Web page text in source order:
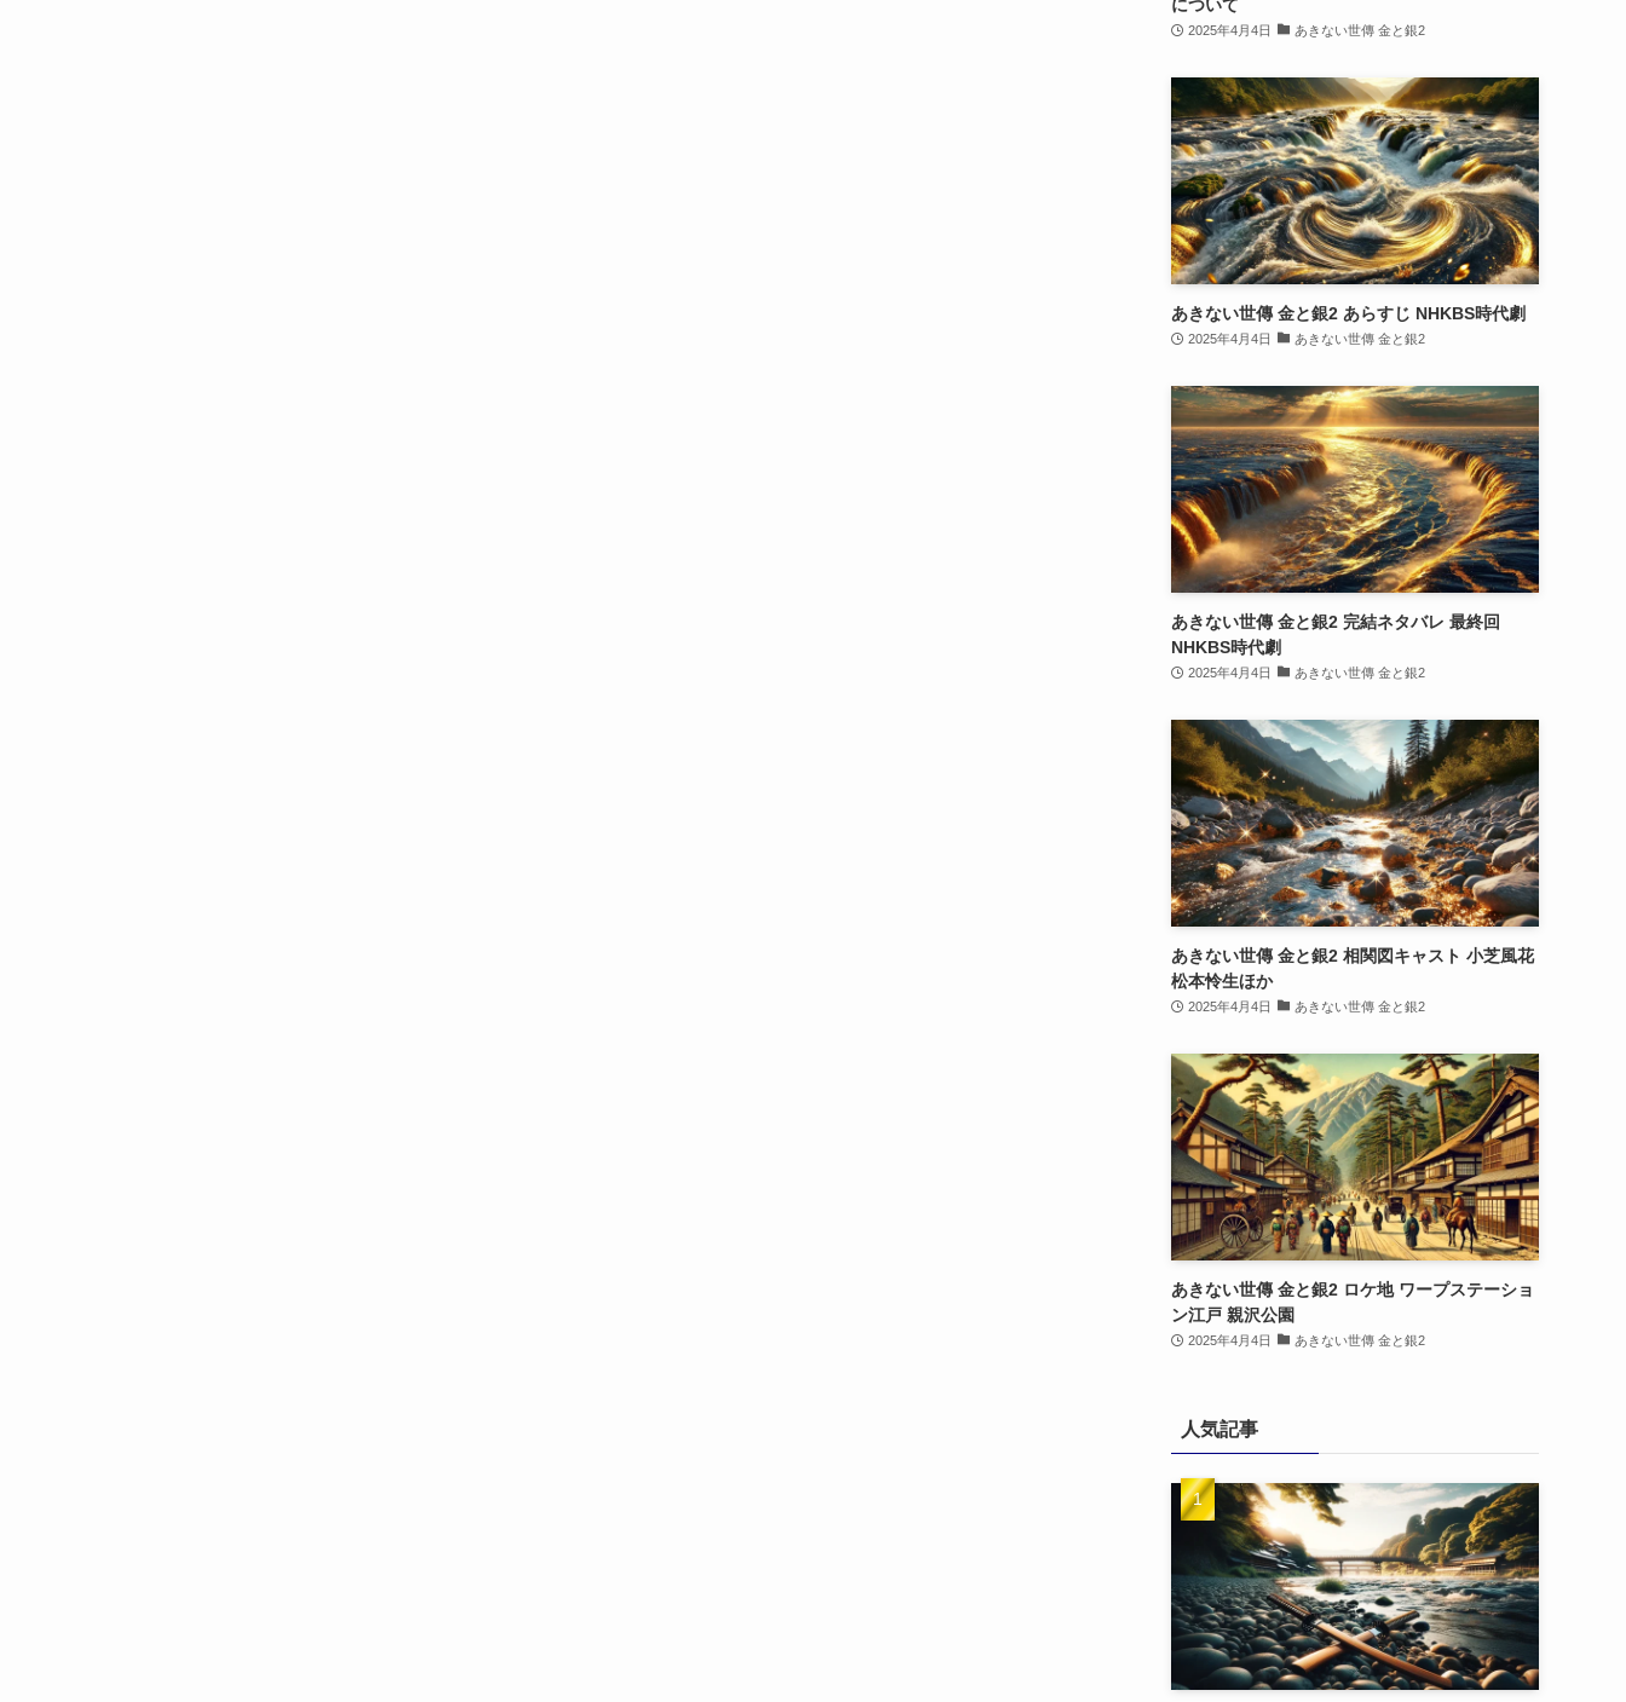
について
2025年4月4日 あきない世傳 金と銀2
あきない世傳 金と銀2 あらすじ NHKBS時代劇
2025年4月4日 あきない世傳 金と銀2
あきない世傳 金と銀2 完結ネタバレ 最終回
NHKBS時代劇
2025年4月4日 あきない世傳 金と銀2
あきない世傳 金と銀2 相関図キャスト 小芝風花
松本怜生ほか
2025年4月4日 あきない世傳 金と銀2
あきない世傳 金と銀2 ロケ地 ワープステーショ
ン江戸 親沢公園
2025年4月4日 あきない世傳 金と銀2
人気記事